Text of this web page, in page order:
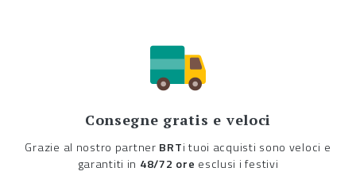
Consegne gratis e veloci
Grazie al nostro partner BRTi tuoi acquisti sono veloci e
garantiti in 48/72 ore esclusi i festivi